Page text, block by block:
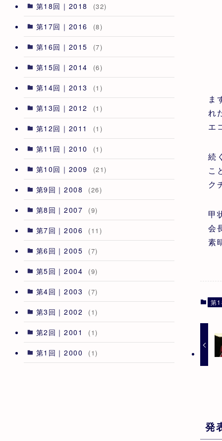
ま
れ
エ
続
こ
ク
甲
会
素
第
発
第18回｜2018 (32)
第17回｜2016 (8)
第16回｜2015 (7)
第15回｜2014 (6)
第14回｜2013 (1)
第13回｜2012 (1)
第12回｜2011 (1)
第11回｜2010 (1)
第10回｜2009 (21)
第9回｜2008 (26)
第8回｜2007 (9)
第7回｜2006 (11)
第6回｜2005 (7)
第5回｜2004 (9)
第4回｜2003 (7)
第3回｜2002 (1)
第2回｜2001 (1)
第1回｜2000 (1)